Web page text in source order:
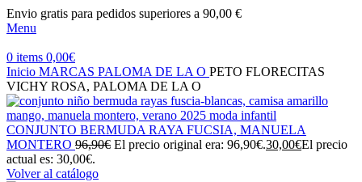
Envio gratis para pedidos superiores a 90,00 €
Menu
0 items 0,00€
Inicio MARCAS PALOMA DE LA O PETO FLORECITAS
VICHY ROSA, PALOMA DE LA O
CONJUNTO BERMUDA RAYA FUCSIA, MANUELA
MONTERO 96,90€ El precio original era: 96,90€.30,00€El precio
actual es: 30,00€.
Volver al catálogo